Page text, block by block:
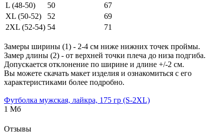
L (48-50)
50
67
XL (50-52)
52
69
2XL (52-54) 54 71
Замеры ширины (1) - 2-4 см ниже нижних точек проймы.
Замер длины (2) - от верхней точки плеча до низа подгиба.
Допускается отклонение по ширине и длине +/-2 см.
Вы можете скачать макет изделия и ознакомиться с его
характеристиками более подробно.
Футболка мужская, лайкра, 175 гр (S-2XL)
1 Мб
Отзывы